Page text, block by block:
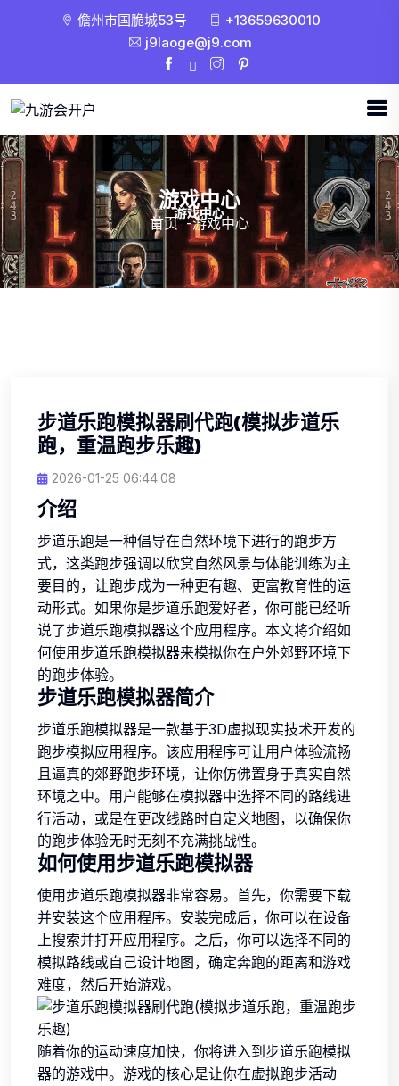
儋州市国脆城53号
+13659630010
j9laoge@j9.com
游戏中心
首页 -游戏中心
步道乐跑模拟器刷代跑(模拟步道乐
跑，重温跑步乐趣)
2026-01-25 06:44:08
介绍
步道乐跑是一种倡导在自然环境下进行的跑步方
式，这类跑步强调以欣赏自然风景与体能训练为主
要目的，让跑步成为一种更有趣、更富教育性的运
动形式。如果你是步道乐跑爱好者，你可能已经听
说了步道乐跑模拟器这个应用程序。本文将介绍如
何使用步道乐跑模拟器来模拟你在户外郊野环境下
的跑步体验。
步道乐跑模拟器简介
步道乐跑模拟器是一款基于3D虚拟现实技术开发的
跑步模拟应用程序。该应用程序可让用户体验流畅
且逼真的郊野跑步环境，让你仿佛置身于真实自然
环境之中。用户能够在模拟器中选择不同的路线进
行活动，或是在更改线路时自定义地图，以确保你
的跑步体验无时无刻不充满挑战性。
如何使用步道乐跑模拟器
使用步道乐跑模拟器非常容易。首先，你需要下载
并安装这个应用程序。安装完成后，你可以在设备
上搜索并打开应用程序。之后，你可以选择不同的
模拟路线或自己设计地图，确定奔跑的距离和游戏
难度，然后开始游戏。
随着你的运动速度加快，你将进入到步道乐跑模拟
器的游戏中。游戏的核心是让你在虚拟跑步活动